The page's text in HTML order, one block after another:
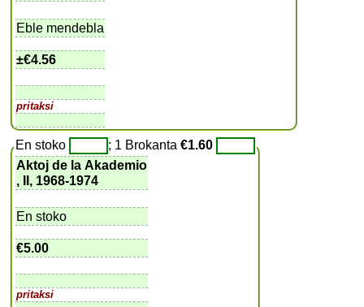
Eble mendebla
±€4.56
pritaksi
En stoko ; 1 Brokanta€1.60
Aktoj de la Akademio
, II, 1968-1974
En stoko
€5.00
pritaksi